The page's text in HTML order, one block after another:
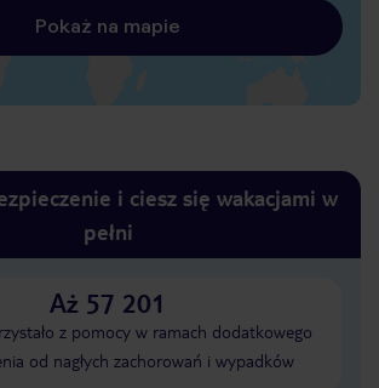
Pokaż na mapie
i ciesz się wakacjami w
pełni
Aż 57 201
z pomocy w ramach dodatkowego
od nagłych zachorowań i wypadków